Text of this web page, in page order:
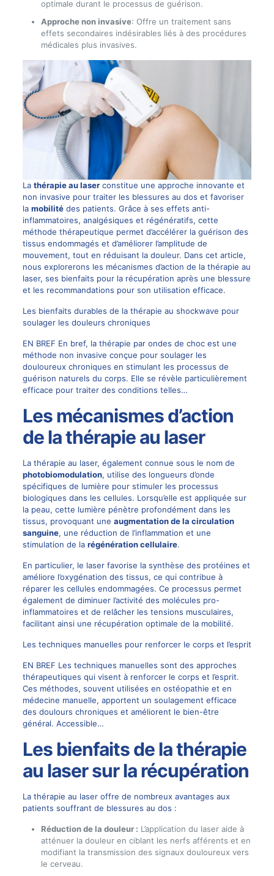
optimale durant le processus de guérison.
Approche non invasive: Offre un traitement sans
effets secondaires indésirables liés à des procédures
médicales plus invasives.
La thérapie au laserconstitue une approche innovante et
non invasive pour traiter les blessures au dos et favoriser
la mobilitédes patients. Grâce à ses effets anti-
inflammatoires, analgésiques et régénératifs, cette
méthode thérapeutique permet d’accélérer la guérison des
tissus endommagés et d’améliorer l’amplitude de
mouvement, tout en réduisant la douleur. Dans cet article,
nous explorerons les mécanismes d’action de la thérapie au
laser, ses bienfaits pour la récupération après une blessure
et les recommandations pour son utilisation efficace.
Les bienfaits durables de la thérapie au shockwave pour
soulager les douleurs chroniques
EN BREF En bref, la thérapie par ondes de choc est une
méthode non invasive conçue pour soulager les
douloureux chroniques en stimulant les processus de
guérison naturels du corps. Elle se révèle particulièrement
efficace pour traiter des conditions telles…
Les mécanismes d’action
de la thérapie au laser
La thérapie au laser, également connue sous le nom de
photobiomodulation, utilise des longueurs d’onde
spécifiques de lumière pour stimuler les processus
biologiques dans les cellules. Lorsqu’elle est appliquée sur
la peau, cette lumière pénètre profondément dans les
tissus, provoquant une augmentation de la circulation
sanguine, une réduction de l’inflammation et une
stimulation de la régénération cellulaire.
En particulier, le laser favorise la synthèse des protéines et
améliore l’oxygénation des tissus, ce qui contribue à
réparer les cellules endommagées. Ce processus permet
également de diminuer l’activité des molécules pro-
inflammatoires et de relâcher les tensions musculaires,
facilitant ainsi une récupération optimale de la mobilité.
Les techniques manuelles pour renforcer le corps et l’esprit
EN BREF Les techniques manuelles sont des approches
thérapeutiques qui visent à renforcer le corps et l’esprit.
Ces méthodes, souvent utilisées en ostéopathie et en
médecine manuelle, apportent un soulagement efficace
des doulours chroniques et améliorent le bien-être
général. Accessible…
Les bienfaits de la thérapie
au laser sur la récupération
La thérapie au laser offre de nombreux avantages aux
patients souffrant de blessures au dos :
Réduction de la douleur : L’application du laser aide à
atténuer la douleur en ciblant les nerfs afférents et en
modifiant la transmission des signaux douloureux vers
le cerveau.